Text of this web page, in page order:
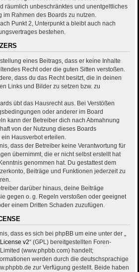
räumlich unbeschränktes und unentgeltliches
im Rahmen des Boards zu nutzen.
Punkt 2, Unterpunkt a bleibt auch nach
bestehen.
eines Beitrags, dass er keine Inhalte
Recht oder die guten Sitten verstoßen.
dass du das Recht besitzt, die in deinen
Links und Bilder zu setzen bzw. zu
übt das Hausrecht aus. Bei Verstößen
oder anderer im Board
kann der Betreiber dich nach Abmahnung
von der Nutzung dieses Boards
Hausverbot erteilen.
dass der Betreiber keine Verantwortung für
übernimmt, die er nicht selbst erstellt hat
genommen hat. Du gestattest dem
Beiträge und Funktionen jederzeit zu
darüber hinaus, deine Beiträge
gegen o. g. Regeln verstoßen oder geeignet
einem Dritten Schaden zuzufügen.
dass es sich bei phpBB um eine unter der „
v2“ (GPL) bereitgestellten Foren-
(www.phpbb.com) handelt;
werden durch die deutschsprachige
zur Verfügung gestellt. Beide haben